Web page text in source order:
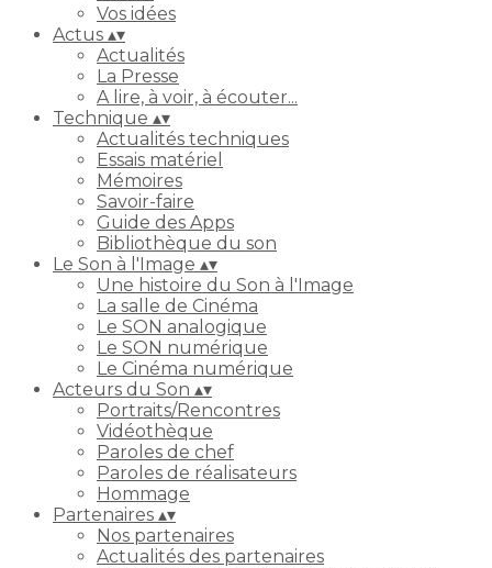
Vos idées
Actus ▴▾
Actualités
La Presse
A lire, à voir, à écouter...
Technique ▴▾
Actualités techniques
Essais matériel
Mémoires
Savoir-faire
Guide des Apps
Bibliothèque du son
Le Son à l'Image ▴▾
Une histoire du Son à l'Image
La salle de Cinéma
Le SON analogique
Le SON numérique
Le Cinéma numérique
Acteurs du Son ▴▾
Portraits/Rencontres
Vidéothèque
Paroles de chef
Paroles de réalisateurs
Hommage
Partenaires ▴▾
Nos partenaires
Actualités des partenaires